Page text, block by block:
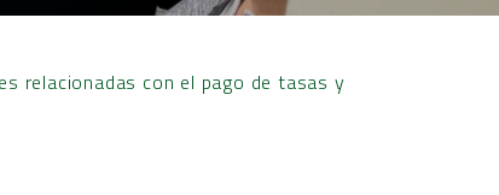
relacionadas con el pago de tasas y